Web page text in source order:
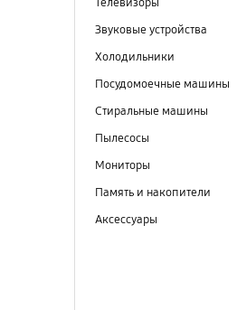
Звуковые устройства
Холодильники
Посудомоечные машины
Стиральные машины
Пылесосы
Мониторы
Память и накопители
Аксессуары